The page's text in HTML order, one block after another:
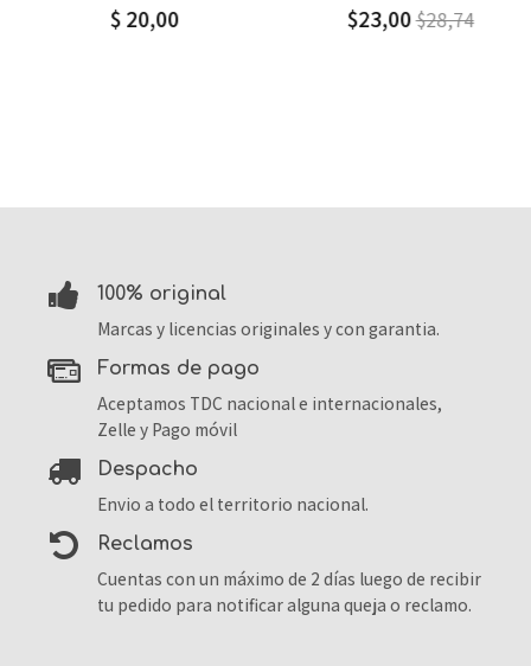
$ 20,00 $23,00$28,74
100% original
Marcas y licencias originales y con garantia.
formas de pago
Aceptamos TDC nacional e internacionales,
Zelle y Pago móvil
despacho
Envio a todo el territorio nacional.
reclamos
Cuentas con un máximo de 2 días luego de recibir
tu pedido para notificar alguna queja o reclamo.